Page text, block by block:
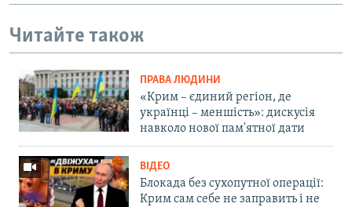
Читайте також
ПРАВА ЛЮДИНИ
«Крим – єдиний регіон, де
українці – меншість»: дискусія
навколо нової пам'ятної дати
ВІДЕО
Блокада без сухопутної операції:
Крим сам себе не заправить і не